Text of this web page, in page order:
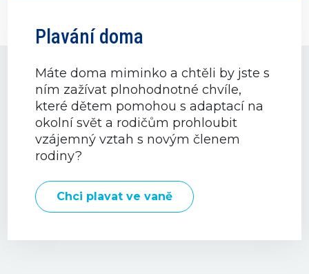
Plavání doma
Máte doma miminko a chtěli by jste s
ním zažívat plnohodnotné chvíle,
které dětem pomohou s adaptací na
okolní svět a rodičům prohloubit
vzájemný vztah s novým členem
rodiny?
Chci plavat ve vaně